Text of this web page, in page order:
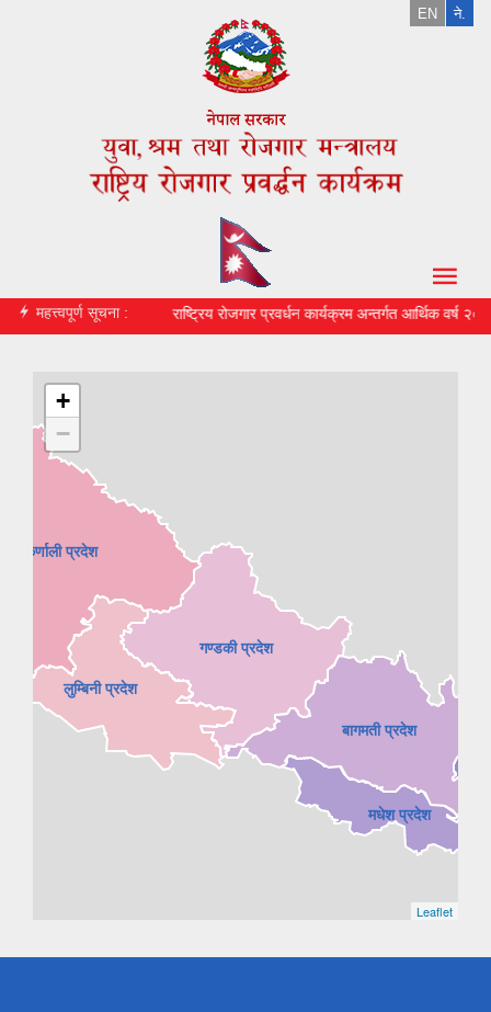
EN ने.
महत्त्वपूर्ण सूचना :
गर्ने सम्बन्धमा । राष्ट्रिय रोजगार प्रवर्धन कार्यक्रम अन्तर्गत आर्थिक वर्ष
मधेश प्रदेश
बागमती प्रदेश
गण्डकी प्रदेश
लुम्बिनी प्रदेश
कर्णाली प्रदेश
+
−
Leaflet